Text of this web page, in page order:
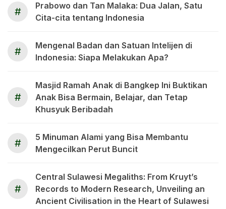
#
Prabowo dan Tan Malaka: Dua Jalan, Satu
Cita-cita tentang Indonesia
#
Mengenal Badan dan Satuan Intelijen di
Indonesia: Siapa Melakukan Apa?
#
Masjid Ramah Anak di Bangkep Ini Buktikan
Anak Bisa Bermain, Belajar, dan Tetap
Khusyuk Beribadah
#
5 Minuman Alami yang Bisa Membantu
Mengecilkan Perut Buncit
#
Central Sulawesi Megaliths: From Kruyt’s
Records to Modern Research, Unveiling an
Ancient Civilisation in the Heart of Sulawesi